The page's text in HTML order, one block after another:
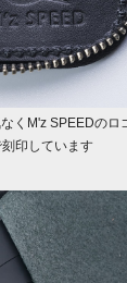
くM'z SPEEDのロ
印しています